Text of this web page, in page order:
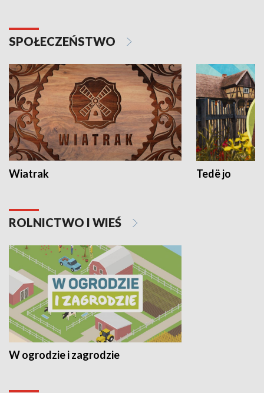
SPOŁECZEŃSTWO
Wiatrak Tedë jo
ROLNICTWO I WIEŚ
W ogrodzie i zagrodzie